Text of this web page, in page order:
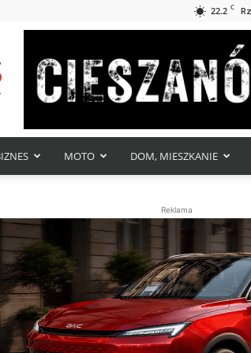
22.2 C
MOTO DOM, MIESZKANIE
Reklama